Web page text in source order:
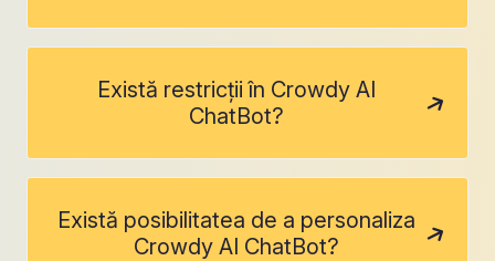
Există restricții în Crowdy AI
ChatBot?
Există posibilitatea de a personaliza
Crowdy AI ChatBot?